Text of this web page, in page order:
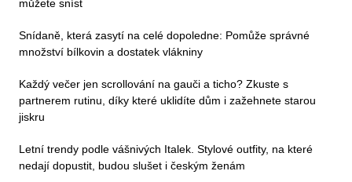
můžete sníst
Snídaně, která zasytí na celé dopoledne: Pomůže správné
množství bílkovin a dostatek vlákniny
Každý večer jen scrollování na gauči a ticho? Zkuste s
partnerem rutinu, díky které uklidíte dům i zažehnete starou
jiskru
Letní trendy podle vášnivých Italek. Stylové outfity, na které
nedají dopustit, budou slušet i českým ženám